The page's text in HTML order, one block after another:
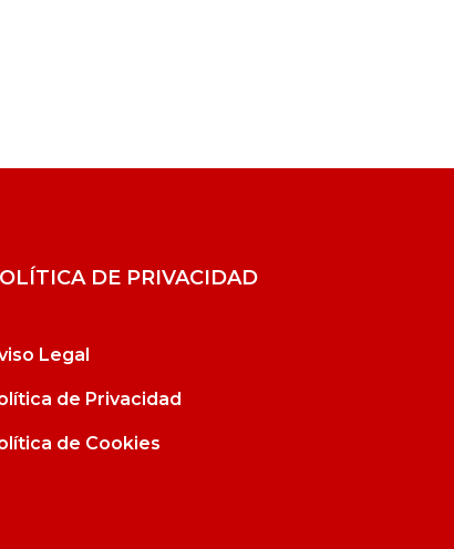
DE PRIVACIDAD
Legal
de Privacidad
de Cookies